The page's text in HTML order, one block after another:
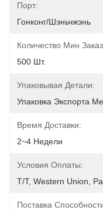
Порт:
Гонконг/Шэньчжэнь
Количество Мин
500 Шт.
Упаковывая Детали:
Упаковка Экспорта
Время Доставки:
2~4 Недели
Условия Оплаты:
T/T, Western Union,
Поставка